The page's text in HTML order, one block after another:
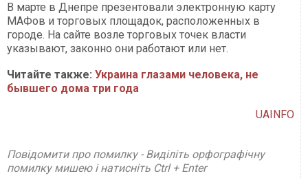
В марте в Днепре презентовали электронную карту
МАФов и торговых площадок, расположенных в
городе. На сайте возле торговых точек власти
указывают, законно они работают или нет.
Читайте также: Украина глазами человека, не
бывшего дома три года
UAINFO
Повідомити про помилку - Виділіть орфографічну
помилку мишею і натисніть Ctrl + Enter